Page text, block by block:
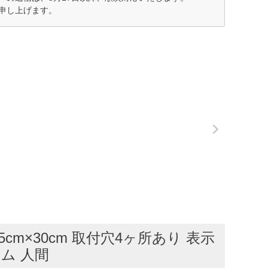
上げます。
取付穴4ヶ所あり 表示
人間